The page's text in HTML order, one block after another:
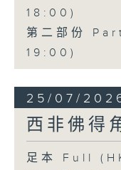
18:00)
第二部份
19:00)
25/07/
西非佛得
足本 Full